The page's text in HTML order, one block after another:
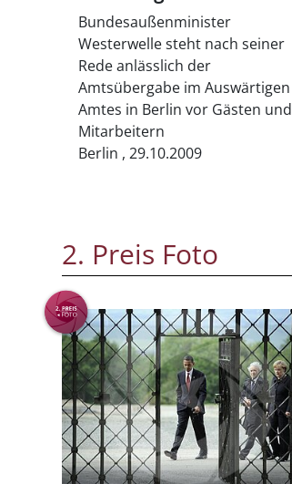
Bundesaußenminister
Westerwelle steht nach seiner
Rede anlässlich der
Amtsübergabe im Auswärtigen
Amtes in Berlin vor Gästen und
Mitarbeitern
Berlin , 29.10.2009
2. Preis Foto